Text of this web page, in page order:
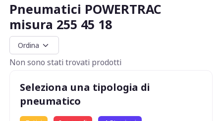
Pneumatici POWERTRAC
misura 255 45 18
Non sono stati trovati prodotti
Seleziona una tipologia di
pneumatico